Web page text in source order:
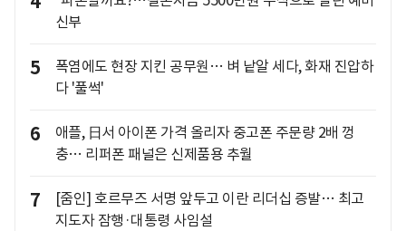
신부
5
폭염에도 현장 지킨 공무원… 벼 낱알 세다, 화재 진압하
다 '풀썩'
6
애플, 日서 아이폰 가격 올리자 중고폰 주문량 2배 껑
충… 리퍼폰 패널은 신제품용 추월
7
[줌인] 호르무즈 서명 앞두고 이란 리더십 증발… 최고
지도자 잠행·대통령 사임설